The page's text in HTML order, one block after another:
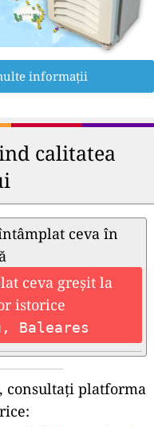
informații
calitatea
ceva în
ceva greșit la
istorice
Baleares
platforma